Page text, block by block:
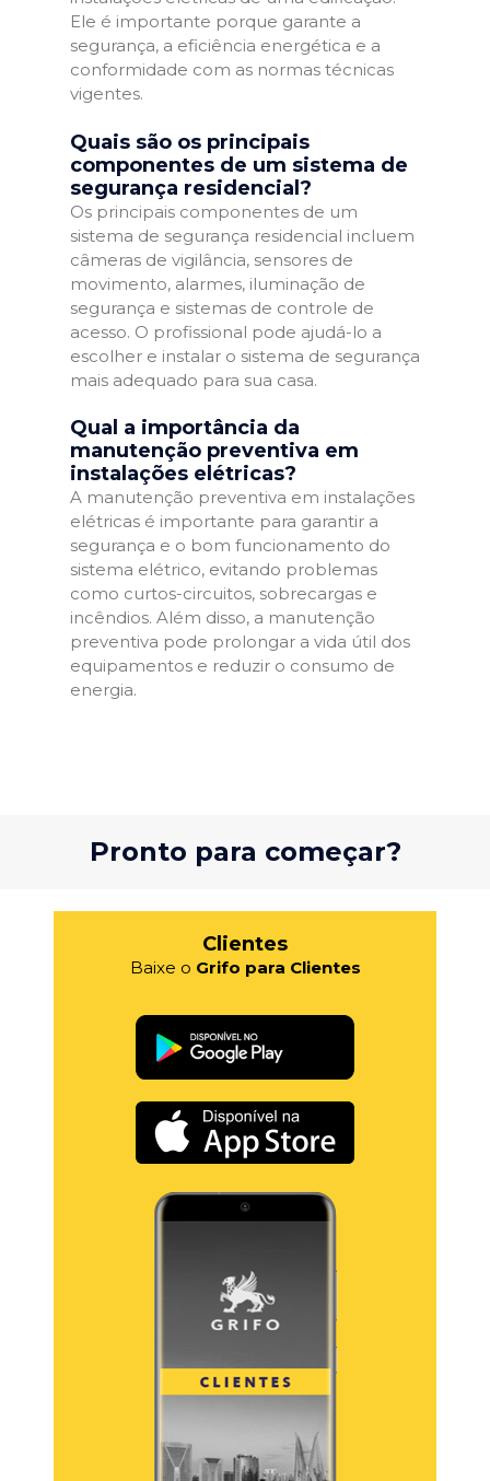
Ele é importante porque garante a
segurança, a eficiência energética e a
conformidade com as normas técnicas
vigentes.
Quais são os principais
componentes de um sistema de
segurança residencial?
Os principais componentes de um
sistema de segurança residencial incluem
câmeras de vigilância, sensores de
movimento, alarmes, iluminação de
segurança e sistemas de controle de
acesso. O profissional pode ajudá-lo a
escolher e instalar o sistema de segurança
mais adequado para sua casa.
Qual a importância da
manutenção preventiva em
instalações elétricas?
A manutenção preventiva em instalações
elétricas é importante para garantir a
segurança e o bom funcionamento do
sistema elétrico, evitando problemas
como curtos-circuitos, sobrecargas e
incêndios. Além disso, a manutenção
preventiva pode prolongar a vida útil dos
equipamentos e reduzir o consumo de
energia.
Pronto para começar?
Clientes
Baixe o Grifo para Clientes